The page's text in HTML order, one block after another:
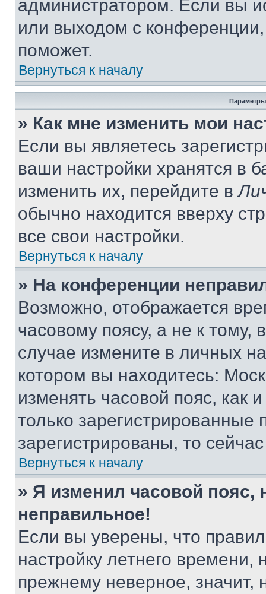
администратором. Если вы
или выходом с
поможет.
Вернуться к началу
Параметры
» Как мне изменить мои
Если вы являетесь
ваши настройки хранятся в
изменить их, перейдите в
обычно находится вверху
все свои настройки.
Вернуться к началу
» На конференции
Возможно, отображается
часовому поясу, а не к тому,
случае измените в личных
котором вы находитесь:
изменять часовой пояс, как
только
зарегистрированы, то
Вернуться к началу
» Я изменил часовой пояс,
неправильное!
Если вы уверены, что
настройку летнего
прежнему неверное, значит,